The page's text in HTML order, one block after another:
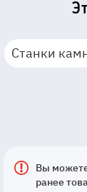
Станки
Вы
ранее